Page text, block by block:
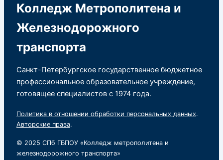
Колледж Метрополитена и
Железнодорожного
транспорта
Санкт-Петербургское государственное бюджетное
профессиональное образовательное учреждение,
готовящее специалистов с 1974 года.
Политика в отношении обработки персональных данных.
Авторские права.
© 2025 СПб ГБПОУ «Колледж метрополитена и
железнодорожного транспорта»